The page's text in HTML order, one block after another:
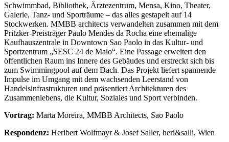
Schwimmbad, Bibliothek, Ärztezentrum, Mensa, Kino, Theater,
Galerie, Tanz- und Sporträume – das alles gestapelt auf 14
Stockwerken. MMBB architects verwandelten zusammen mit dem
Pritzker-Preisträger Paulo Mendes da Rocha eine ehemalige
Kaufhauszentrale in Downtown Sao Paolo in das Kultur- und
Sportzentrum „SESC 24 de Maio“. Eine Passage erweitert den
öffentlichen Raum ins Innere des Gebäudes und erstreckt sich bis
zum Swimmingpool auf dem Dach. Das Projekt liefert spannende
Impulse im Umgang mit dem wachsenden Leerstand von
Handelsinfrastrukturen und präsentiert Architekturen des
Zusammenlebens, die Kultur, Soziales und Sport verbinden.
Vortrag: Marta Moreira, MMBB Architects, Sao Paolo
Respondenz: Heribert Wolfmayr & Josef Saller, heri&salli, Wien